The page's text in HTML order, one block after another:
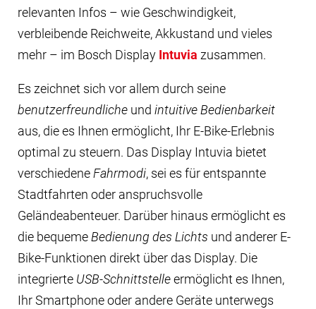
relevanten Infos – wie Geschwindigkeit,
verbleibende Reichweite, Akkustand und vieles
mehr – im Bosch Display Intuvia zusammen.
Es zeichnet sich vor allem durch seine
benutzerfreundliche und intuitive Bedienbarkeit
aus, die es Ihnen ermöglicht, Ihr E-Bike-Erlebnis
optimal zu steuern. Das Display Intuvia bietet
verschiedeneFahrmodi, sei es für entspannte
Stadtfahrten oder anspruchsvolle
Geländeabenteuer. Darüber hinaus ermöglicht es
die bequemeBedienung des Lichts und anderer E-
Bike-Funktionen direkt über das Display. Die
integrierte USB-Schnittstelleermöglicht es Ihnen,
Ihr Smartphone oder andere Geräte unterwegs